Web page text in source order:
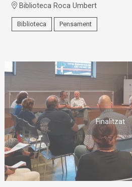
Biblioteca Roca Umbert
Biblioteca Pensament
Finalitzat